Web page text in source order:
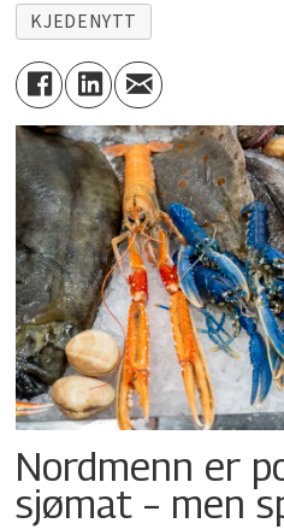
KJEDENYTT
Nordmenn er
sjømat – men